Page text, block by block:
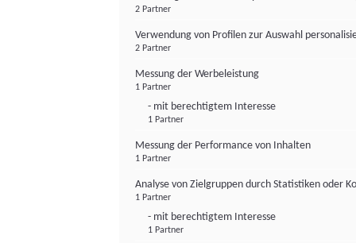
2 Partner
Verwendung von Profilen zur Auswahl
2 Partner
Messung der Werbeleistung
1 Partner
- mit berechtigtem Interesse
1 Partner
Messung der Performance von Inhalten
1 Partner
Analyse von Zielgruppen durch Statistiken oder
1 Partner
- mit berechtigtem Interesse
1 Partner